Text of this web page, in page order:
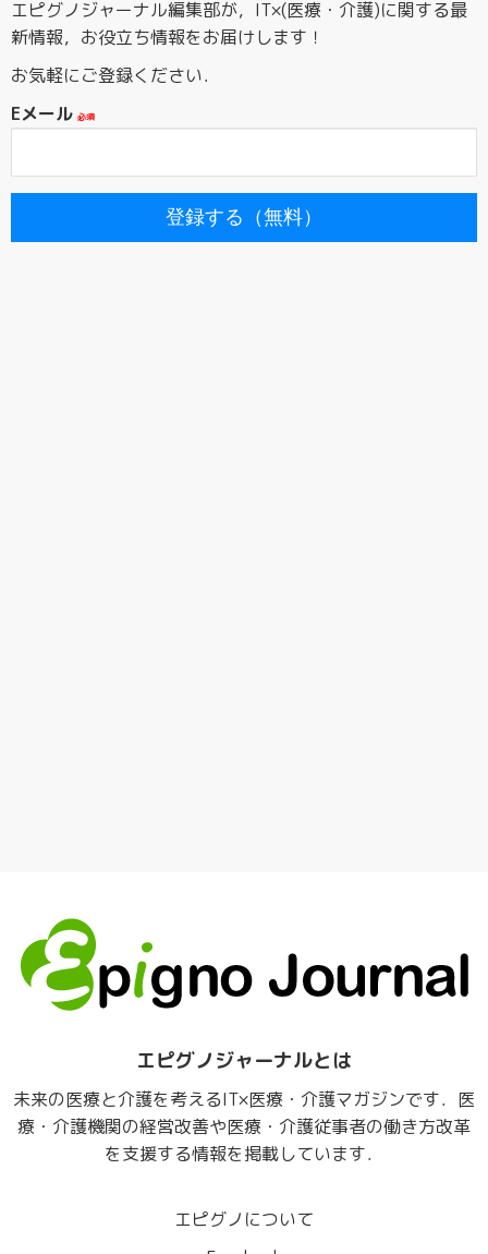
エピグノジャーナル編集部が，IT×(医療・介護)に関する最
新情報，お役立ち情報をお届けします！
お気軽にご登録ください．
Eメール
エピグノジャーナルとは
未来の医療と介護を考えるIT×医療・介護マガジンです．医
療・介護機関の経営改善や医療・介護従事者の働き方改革
を支援する情報を掲載しています．
エピグノについて